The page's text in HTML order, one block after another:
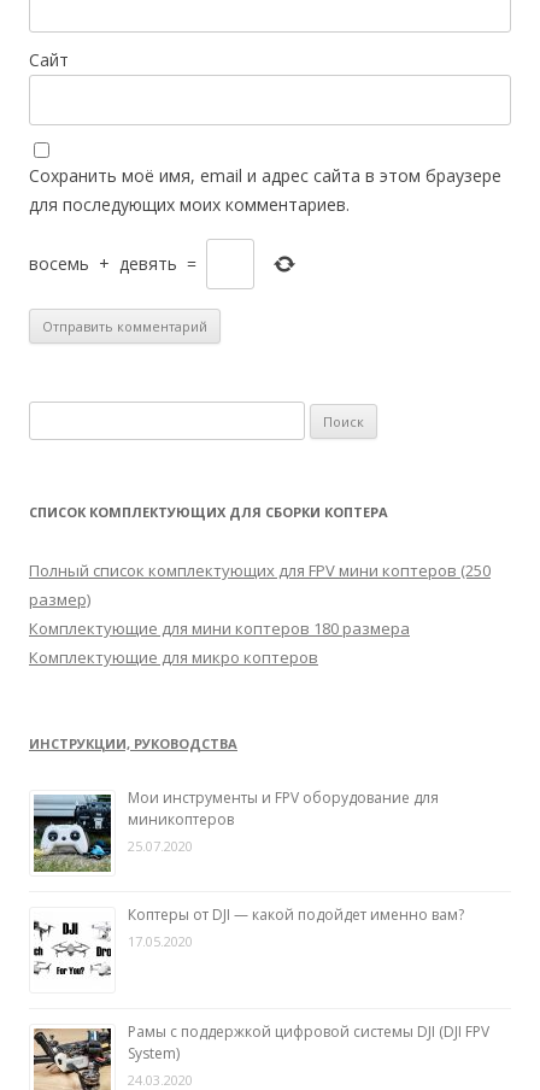
Сайт
Сохранить моё имя, email и адрес сайта в этом браузере
для последующих моих комментариев.
восемь + девять =
а
т
:
СПИСОК КОМПЛЕКТУЮЩИХ ДЛЯ СБОРКИ КОПТЕРА
Полный список комплектующих для FPV мини коптеров (250
размер)
Комплектующие для мини коптеров 180 размера
Комплектующие для микро коптеров
ИНСТРУКЦИИ, РУКОВОДСТВА
Мои инструменты и FPV оборудование для
миникоптеров
25.07.2020
Коптеры от DJI — какой подойдет именно вам?
17.05.2020
Рамы с поддержкой цифровой системы DJI (DJI FPV
System)
24.03.2020